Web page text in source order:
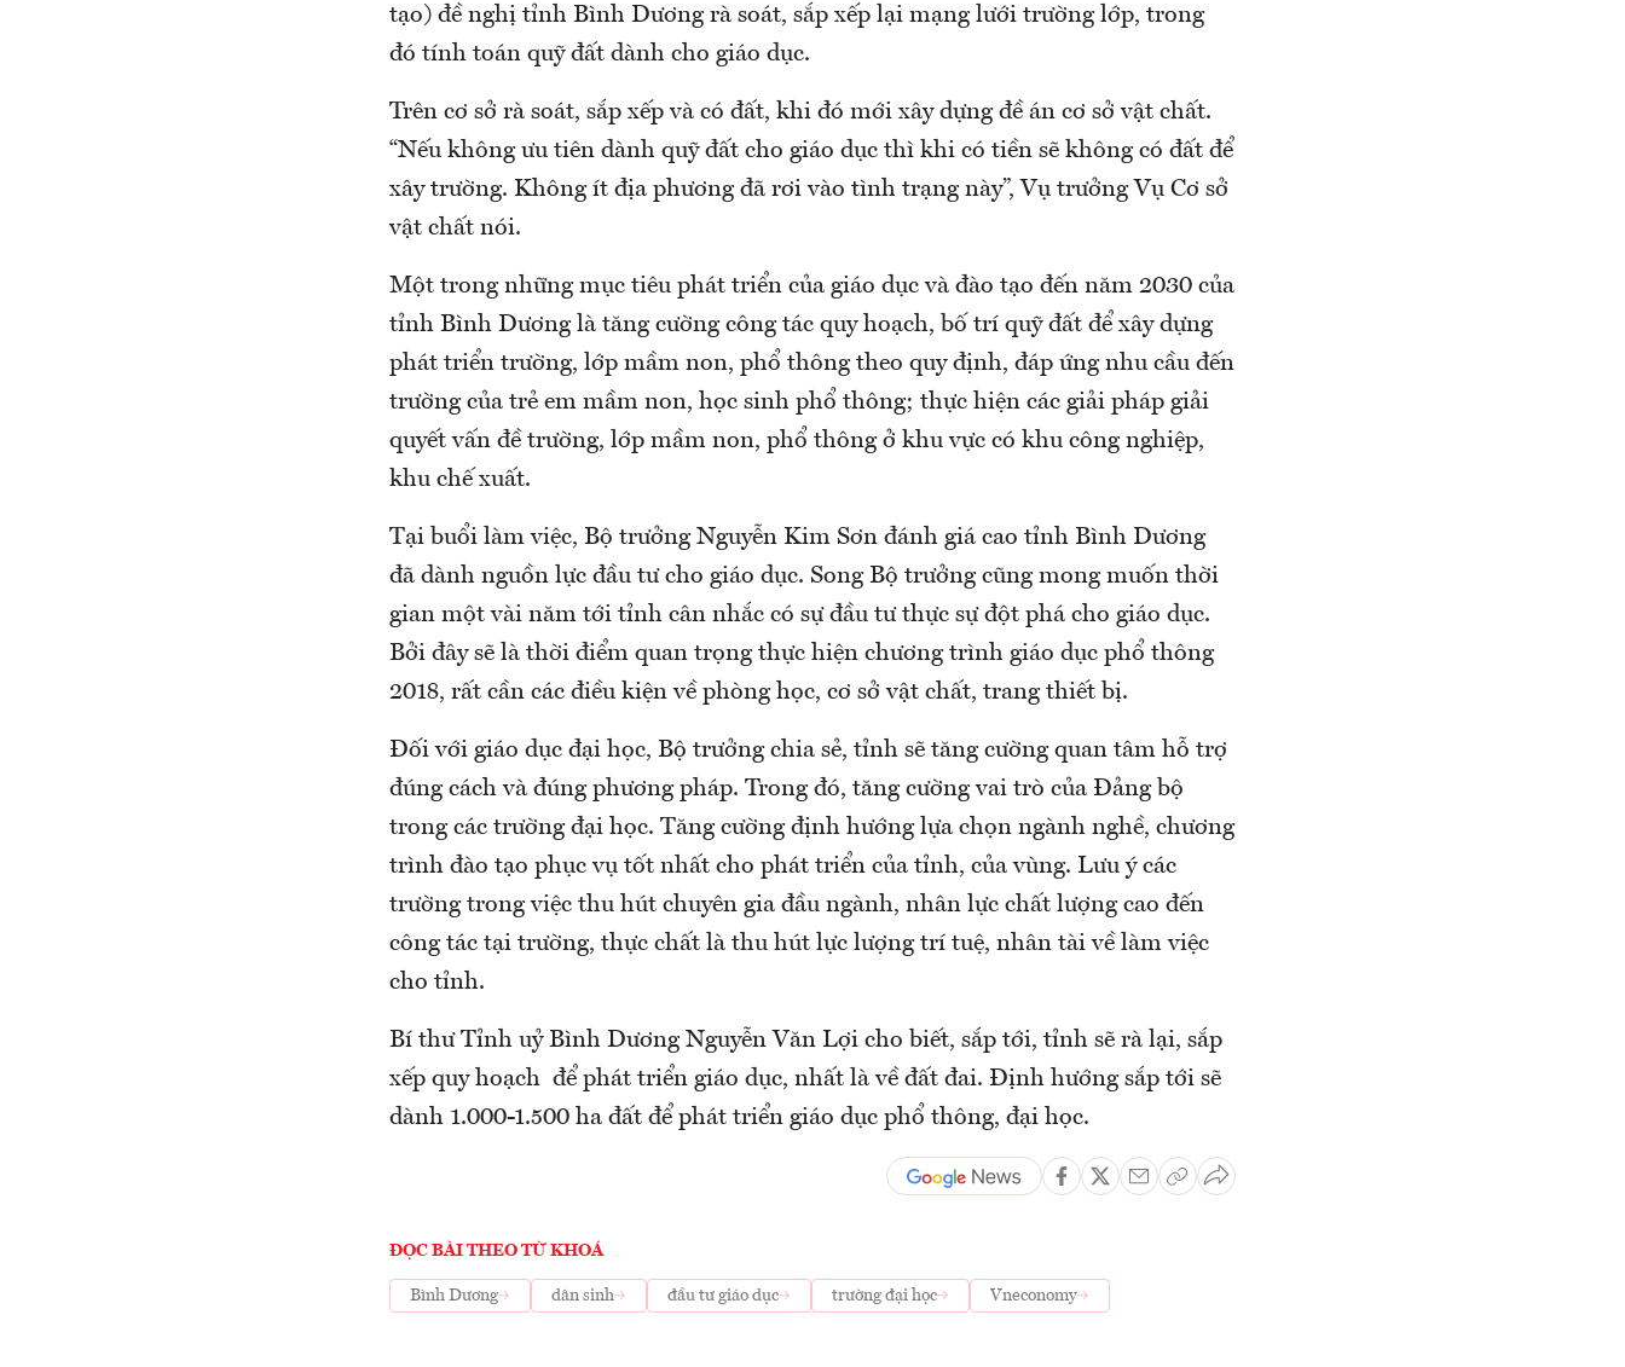
tạo) đề nghị tỉnh Bình Dương rà soát, sắp xếp lại mạng lưới trường lớp, trong
đó tính toán quỹ đất dành cho giáo dục.
Trên cơ sở rà soát, sắp xếp và có đất, khi đó mới xây dựng đề án cơ sở vật chất.
“Nếu không ưu tiên dành quỹ đất cho giáo dục thì khi có tiền sẽ không có đất để
xây trường. Không ít địa phương đã rơi vào tình trạng này”, Vụ trưởng Vụ Cơ sở
vật chất nói.
Một trong những mục tiêu phát triển của giáo dục và đào tạo đến năm 2030 của
tỉnh Bình Dương là tăng cường công tác quy hoạch, bố trí quỹ đất để xây dựng
phát triển trường, lớp mầm non, phổ thông theo quy định, đáp ứng nhu cầu đến
trường của trẻ em mầm non, học sinh phổ thông; thực hiện các giải pháp giải
quyết vấn đề trường, lớp mầm non, phổ thông ở khu vực có khu công nghiệp,
khu chế xuất.
Tại buổi làm việc, Bộ trưởng Nguyễn Kim Sơn đánh giá cao tỉnh Bình Dương
đã dành nguồn lực đầu tư cho giáo dục. Song Bộ trưởng cũng mong muốn thời
gian một vài năm tới tỉnh cân nhắc có sự đầu tư thực sự đột phá cho giáo dục.
Bởi đây sẽ là thời điểm quan trọng thực hiện chương trình giáo dục phổ thông
2018, rất cần các điều kiện về phòng học, cơ sở vật chất, trang thiết bị.
Đối với giáo dục đại học, Bộ trưởng chia sẻ, tỉnh sẽ tăng cường quan tâm hỗ trợ
đúng cách và đúng phương pháp. Trong đó, tăng cường vai trò của Đảng bộ
trong các trường đại học. Tăng cường định hướng lựa chọn ngành nghề, chương
trình đào tạo phục vụ tốt nhất cho phát triển của tỉnh, của vùng. Lưu ý các
trường trong việc thu hút chuyên gia đầu ngành, nhân lực chất lượng cao đến
công tác tại trường, thực chất là thu hút lực lượng trí tuệ, nhân tài về làm việc
cho tỉnh.
Bí thư Tỉnh uỷ Bình Dương Nguyễn Văn Lợi cho biết, sắp tới, tỉnh sẽ rà lại, sắp
xếp quy hoạch để phát triển giáo dục, nhất là về đất đai. Định hướng sắp tới sẽ
dành 1.000-1.500 ha đất để phát triển giáo dục phổ thông, đại học.
ĐỌC BÀI THEO TỪ KHOÁ
Bình Dương dân sinh đầu tư giáo dục trường đại học Vneconomy